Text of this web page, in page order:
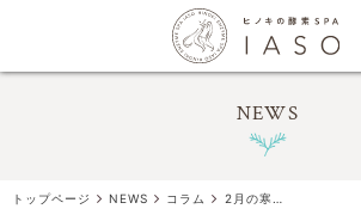
NEWS
トップページ NEWS コラム